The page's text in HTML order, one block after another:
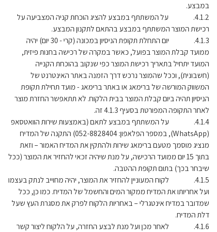
במבצע.
4.1.2. על המשתתף במבצע להציג הוכחת קניה המצביעה על
רכישת המוצר המשתתף במבצע בהתאם לתקנון המבצע.
4.1.3. יום התחלת תקופת הניסיון במכונה (קרי - 30 יום) יהיה
ממועד קבלת המוצר בפועל, כאשר במקרה של רכישה בחנות פיזית,
המועד יתחיל בתאריך רכישת המוצר כפי שנקוב בהוכחת הקנייה
(חשבונית), וככל שהמוצר נרכש דרך הזמנה באתר האינטרנט של
המשווק המורשה של ברימאג או באתר ברימאג - מועד תחילת תקופת
הניסיון תהיה ביום קבלת המוצר בבית הלקוח. לא תתאפשר החזרת מוצר
לאחר התקופה המפורטת בסעיף 4.1.3 זה.
4.1.4. על המשתתף במבצע לתאם (באמצעות שירות הוואטסאפ
(WhatsApp), במספר הפלאפון: 052-8828404) התקנה של המדיח
מנציג מוסמך מטעם ברימאג שירות ולהתקין את המדיח האמור – וזאת
בתוך 15 יום ממועד הרכישה, על מנת שיהיה זכאי להחזיר את המוצר (ככל
שיבחר בכך) בתום תקופת ההטבה.
4.1.5. לקוח המעוניין להחזיר את המוצר, יהיה מחוייב לנתק בעצמו
ועל אחריותו את המדיח ממקור המים והחשמל של המדיח. כמו כן, ככל
שמדובר במדיח אינטגרלי – באחריות הלקוח לפרק את מסגרת העץ שעל
דלת המדיח.
4.1.6. לאחר מכן ועל מנת לבצע החזרה, על הלקוח ליצור קשר